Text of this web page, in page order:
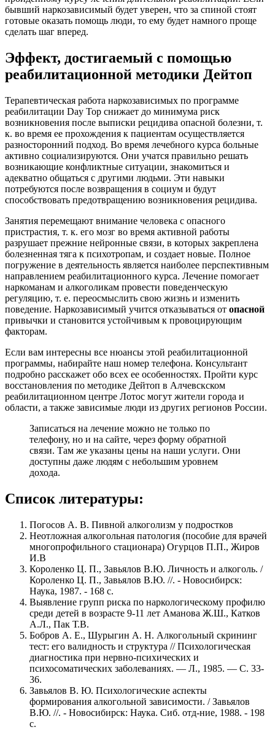
бывший наркозависимый будет уверен, что за спиной стоят
готовые оказать помощь люди, то ему будет намного проще
сделать шаг вперед.
Эффект, достигаемый с помощью
реабилитационной методики Дейтоп
Терапевтическая работа наркозависимых по программе
реабилитации Day Top снижает до минимума риск
возникновения после выписки рецидива опасной болезни, т.
к. во время ее прохождения к пациентам осуществляется
разносторонний подход. Во время лечебного курса больные
активно социализируются. Они учатся правильно решать
возникающие конфликтные ситуации, знакомиться и
адекватно общаться с другими людьми. Эти навыки
потребуются после возвращения в социум и будут
способствовать предотвращению возникновения рецидива.
Занятия перемещают внимание человека с опасного
пристрастия, т. к. его мозг во время активной работы
разрушает прежние нейронные связи, в которых закреплена
болезненная тяга к психотропам, и создает новые. Полное
погружение в деятельность является наиболее перспективным
направлением реабилитационного курса. Лечение помогает
наркоманам и алкоголикам провести поведенческую
регуляцию, т. е. переосмыслить свою жизнь и изменить
поведение. Наркозависимый учится отказываться от опасной
привычки и становится устойчивым к провоцирующим
факторам.
Если вам интересны все нюансы этой реабилитационной
программы, набирайте наш номер телефона. Консультант
подробно расскажет обо всех ее особенностях. Пройти курс
восстановления по методике Дейтоп в Алчевскском
реабилитационном центре Лотос могут жители города и
области, а также зависимые люди из других регионов России.
Записаться на лечение можно не только по
телефону, но и на сайте, через форму обратной
связи. Там же указаны цены на наши услуги. Они
доступны даже людям с небольшим уровнем
дохода.
Список литературы:
Погосов А. В. Пивной алкоголизм у подростков
Неотложная алкогольная патология (пособие для врачей
многопрофильного стационара) Огурцов П.П., Жиров
И.В
Короленко Ц. П., Завьялов В.Ю. Личность и алкоголь. /
Короленко Ц. П., Завьялов В.Ю. //. - Новосибирск:
Наука, 1987. - 168 с.
Выявление групп риска по наркологическому профилю
среди детей в возрасте 9-11 лет Аманова Ж.Ш., Катков
А.Л., Пак Т.В.
Бобров А. Е., Шурыгин А. Н. Алкогольный скрининг
тест: его валидность и структура // Психологическая
диагностика при нервно-психических и
психосоматических заболеваниях. — Л., 1985. — С. 33-
36.
Завьялов В. Ю. Психологические аспекты
формирования алкогольной зависимости. / Завьялов
В.Ю. //. - Новосибирск: Наука. Сиб. отд-ние, 1988. - 198
с.